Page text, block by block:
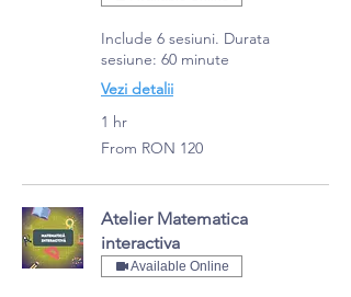
Include 6 sesiuni. Durata
sesiune: 60 minute
Vezi detalii
1 hr
From
120
From RON 120
Atelier Matematica
interactiva
Available Online